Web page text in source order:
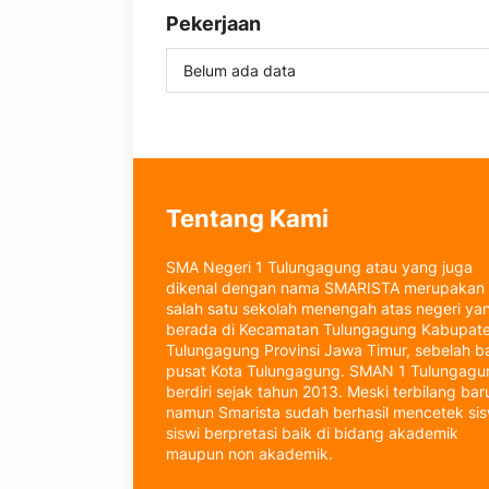
Pekerjaan
Belum ada data
Tentang Kami
SMA Negeri 1 Tulungagung atau yang juga
dikenal dengan nama SMARISTA merupakan
salah satu sekolah menengah atas negeri
berada di Kecamatan Tulungagung
Tulungagung Provinsi Jawa Timur, sebelah
pusat Kota Tulungagung. SMAN 1
berdiri sejak tahun 2013. Meski terbilang
namun Smarista sudah berhasil mencetek
siswi berpretasi baik di bidang akademik
maupun non akademik.